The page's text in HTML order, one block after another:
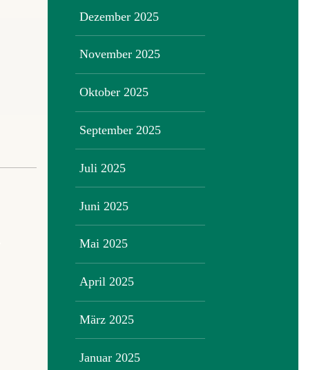
Dezember 2025
November 2025
Oktober 2025
September 2025
Juli 2025
Juni 2025
Mai 2025
April 2025
März 2025
Januar 2025